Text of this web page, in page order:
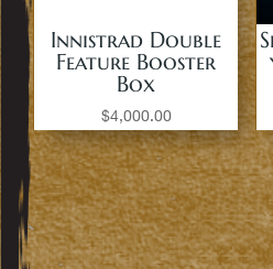
Innistrad Double
Feature Booster
Box
$4,000.00